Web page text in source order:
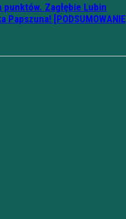
Zagłębie Lubin